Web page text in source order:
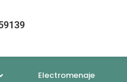
Electromenaje